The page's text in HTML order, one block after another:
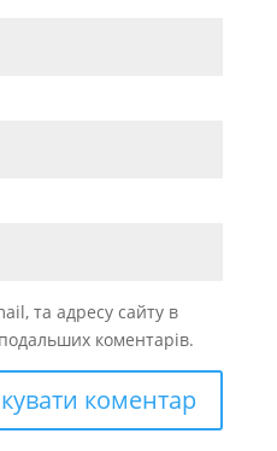
та адресу сайту в
коментарів.